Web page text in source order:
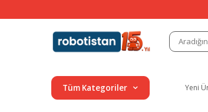
Tüm Kategoriler Yeni